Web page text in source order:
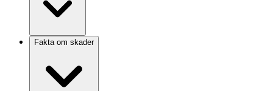
Fakta om skader